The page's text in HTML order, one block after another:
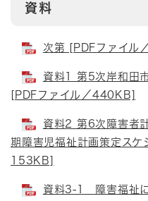
資料
次第 [PDFファイル
資料1 第5次岸和田
[PDFファイル／440KB]
資料2 第6次障害者
期障害児福祉計画策定スケ
153KB]
資料3-1 障害福祉に